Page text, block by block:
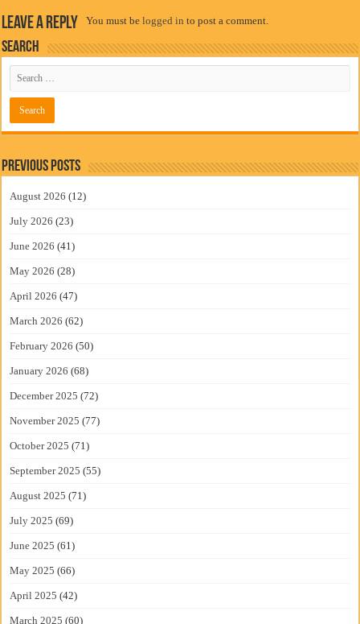
Leave a Reply You must belogged in to post a comment.
Search
Previous Posts
August 2026 (12)
July 2026 (23)
June 2026 (41)
May 2026 (28)
April 2026 (47)
March 2026 (62)
February 2026 (50)
January 2026 (68)
December 2025 (72)
November 2025 (77)
October 2025 (71)
September 2025 (55)
August 2025 (71)
July 2025 (69)
June 2025 (61)
May 2025 (66)
April 2025 (42)
March 2025 (60)